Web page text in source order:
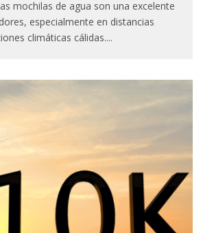
mochilas de agua son una excelente
especialmente en distancias
climáticas cálidas....